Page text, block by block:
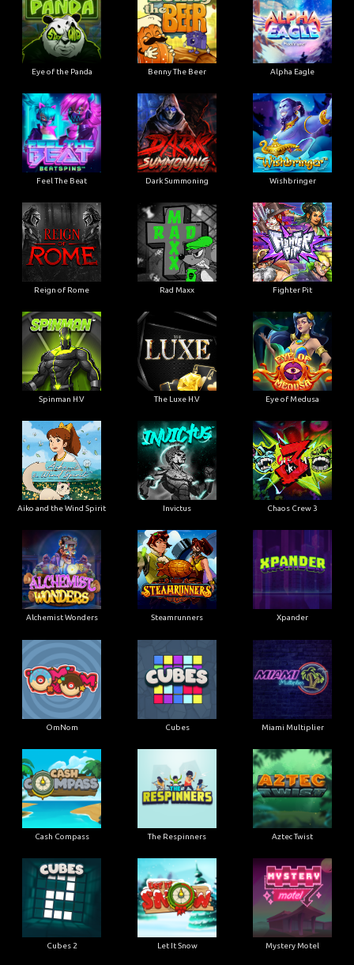
Eye of the Panda Benny The Beer Alpha Eagle
Feel The Beat Dark Summoning Wishbringer
Reign of Rome Rad Maxx Fighter Pit
Spinman H.V The Luxe H.V Eye of Medusa
Aiko and the Wind Spirit Invictus Chaos Crew 3
Alchemist Wonders Steamrunners Xpander
OmNom Cubes Miami Multiplier
Cash Compass The Respinners Aztec Twist
Cubes 2 Let It Snow Mystery Motel